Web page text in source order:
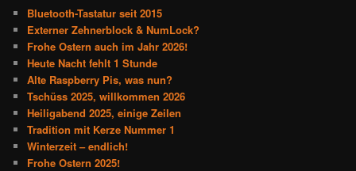
Bluetooth-Tastatur seit 2015
Externer Zehnerblock & NumLock?
Frohe Ostern auch im Jahr 2026!
Heute Nacht fehlt 1 Stunde
Alte Raspberry Pis, was nun?
Tschüss 2025, willkommen 2026
Heiligabend 2025, einige Zeilen
Tradition mit Kerze Nummer 1
Winterzeit – endlich!
Frohe Ostern 2025!